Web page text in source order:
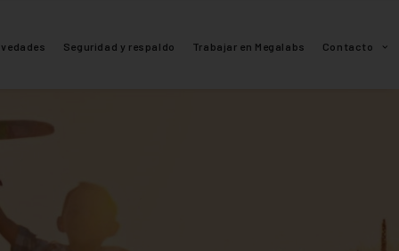
Seguridad y respaldo Trabajar en Megalabs Contacto